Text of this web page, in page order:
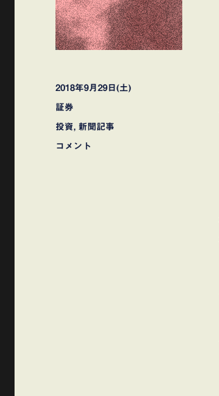
投
稿
2018年9月29日(土)
カ
テ
リ
証券
タ
投資, 新聞記事
株
コメント